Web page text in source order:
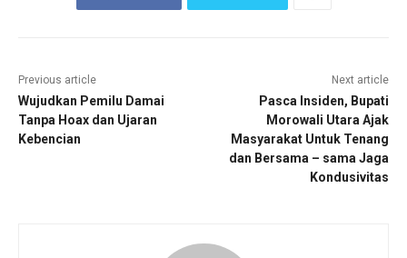
Previous article
Wujudkan Pemilu Damai
Tanpa Hoax dan Ujaran
Kebencian
Next article
Pasca Insiden, Bupati
Morowali Utara Ajak
Masyarakat Untuk Tenang
dan Bersama – sama Jaga
Kondusivitas